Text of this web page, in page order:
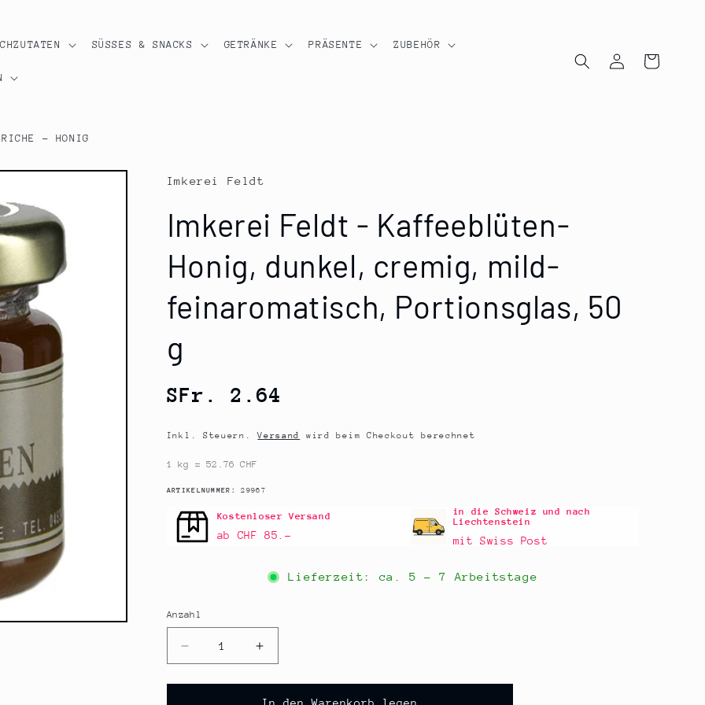
SÜSSES & SNACKS GETRÄNKE PRÄSENTE ZUBEHÖR
EinloggenWarenkorb
- HONIG
Imkerei Feldt
Imkerei Feldt - Kaffeeblüten-
Honig, dunkel, cremig, mild-
feinaromatisch, Portionsglas, 50
g
Normaler
SFr. 2.64
Inkl. Steuern.Versand wird beim Checkout berechnet
1 kg = 52.76 CHF
ARTIKELNUMMER: SKU:
29967
Kostenloser Versand
ab CHF 85.–
in die Schweiz und nach
Liechtenstein
mit Swiss Post
Lieferzeit: ca. 5 - 7 Arbeitstage
Anzahl
Anzahl
Verringere
die
Menge
Erhöhe
die
Menge
für
In den Warenkorb legen